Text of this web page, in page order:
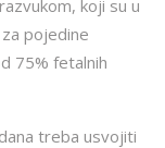
koji su u
pojedine
75% fetalnih
treba usvojiti